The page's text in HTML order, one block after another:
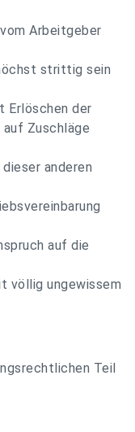
Arbeitgeber
strittig sein
Erlöschen der
auf Zuschläge
anderen
auf die
völlig ungewissem
Teil